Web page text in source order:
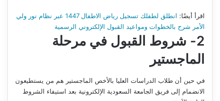
اقرأ أيضًا:
انطلق لطفلك تسجيل رياض الاطفال 1447 عبر نظام نور ولي
الأمر شرح بالخطوات ومواعيد القبول الإلكتروني الرسمية
2- شروط القبول في مرحلة
الماجستير
في حين أن طلاب الدراسات العليا بالأخص الماجستير هم من يستطيعون
الانضمام إلى فريق الجامعة السعودية الإلكترونية بعد استيفاء الشروط